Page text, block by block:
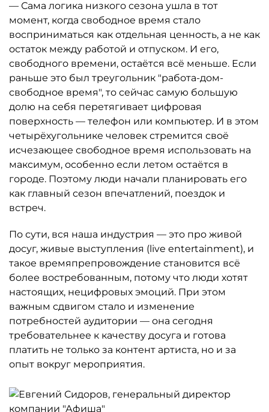
— Сама логика низкого сезона ушла в тот
момент, когда свободное время стало
восприниматься как отдельная ценность, а не как
остаток между работой и отпуском. И его,
свободного времени, остаётся всё меньше. Если
раньше это был треугольник "работа-дом-
свободное время", то сейчас самую большую
долю на себя перетягивает цифровая
поверхность — телефон или компьютер. И в этом
четырёхугольнике человек стремится своё
исчезающее свободное время использовать на
максимум, особенно если летом остаётся в
городе. Поэтому люди начали планировать его
как главный сезон впечатлений, поездок и
встреч.
По сути, вся наша индустрия — это про живой
досуг, живые выступления (live entertainment), и
такое времяпрепровождение становится всё
более востребованным, потому что люди хотят
настоящих, нецифровых эмоций. При этом
важным сдвигом стало и изменение
потребностей аудитории — она сегодня
требовательнее к качеству досуга и готова
платить не только за контент артиста, но и за
опыт вокруг мероприятия.